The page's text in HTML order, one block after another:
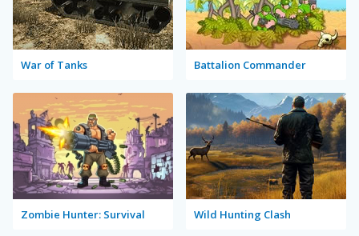
War of Tanks Battalion Commander
Zombie Hunter: Survival Wild Hunting Clash